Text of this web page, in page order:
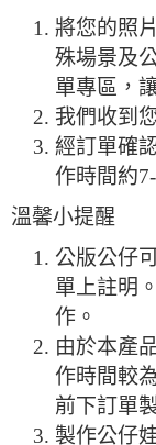
將您的照
殊場景及
單專區，
我們收到
經訂單確
作時間約
溫馨小提醒
公版公仔
單上註明
作。
由於本產
作時間較
前下訂單
製作公仔